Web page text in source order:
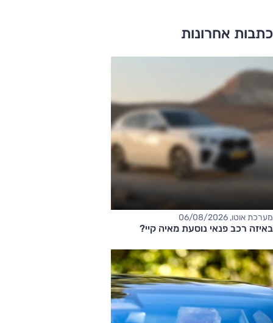
כתבות אחרונות
מערכת אוטו, 06/08/2026
באיזה רכב פנאי נוסעת מאיה קיי?